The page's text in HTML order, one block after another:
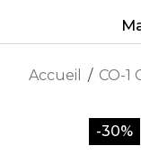
Accueil / CO-1
-30%